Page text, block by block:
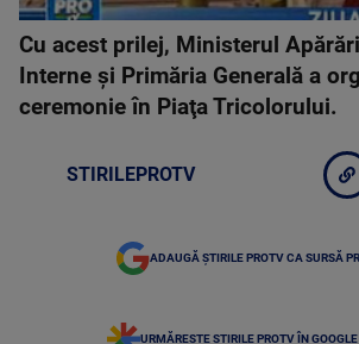
Cu acest prilej, Ministerul
Interne şi Primăria Generală a
ceremonie în Piaţa Tricolorului.
STIRILEPROTV
ADAUGĂ ȘTIRILE PROTV CA SURSĂ
URMĂREȘTE ȘTIRILE PROTV ÎN